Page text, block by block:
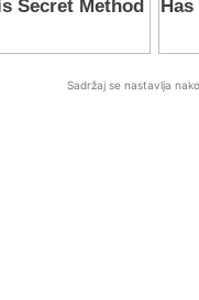
Sadržaj se nastavlja